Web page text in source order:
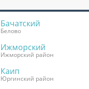
Бачатский
Белово
Ижморский
Ижморский район
Каип
Юргинский район